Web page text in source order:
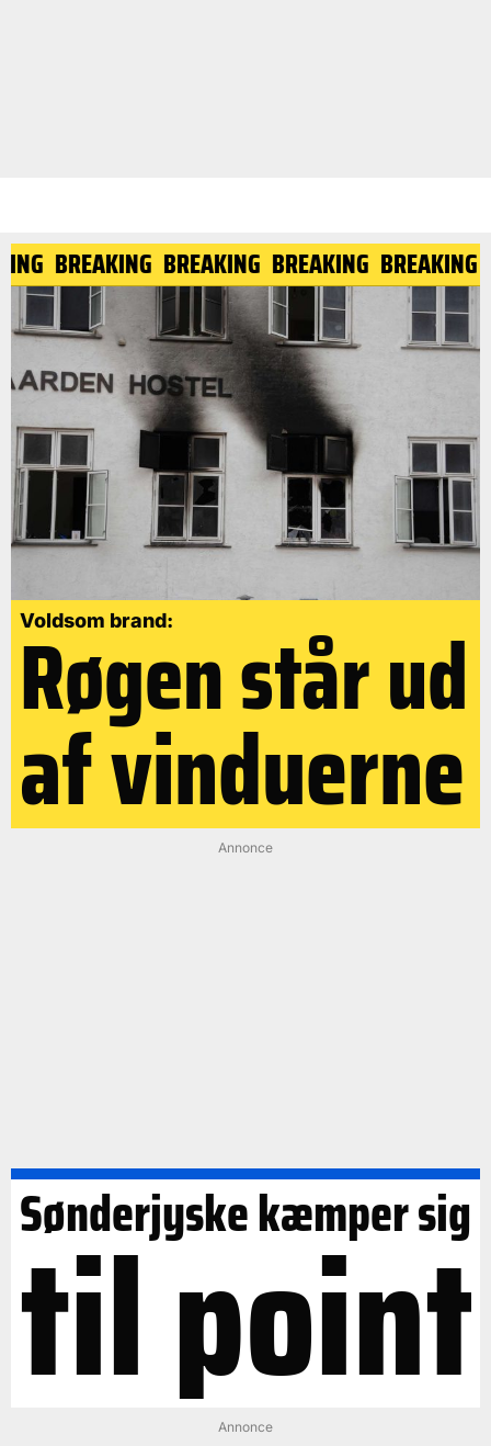
BREAKING BREAKING BREAKING BREAKING
Voldsom brand:
Røgen står ud
af vinduerne
Annonce
Sønderjyske kæmper sig
til point
Annonce